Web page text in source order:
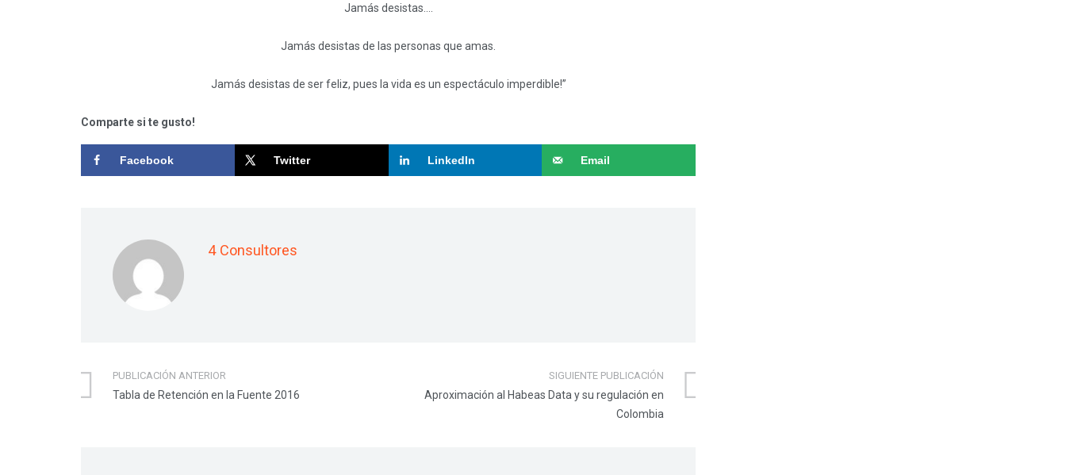
Jamás desistas….
Jamás desistas de las personas que amas.
Jamás desistas de ser feliz, pues la vida es un espectáculo imperdible!”
Comparte si te gusto!
Facebook Twitter LinkedIn Email
4 Consultores
PUBLICACIÓN ANTERIOR
Tabla de Retención en la Fuente 2016
SIGUIENTE PUBLICACIÓN
Aproximación al Habeas Data y su regulación en
Colombia